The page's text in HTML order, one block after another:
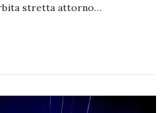
stretta attorno…